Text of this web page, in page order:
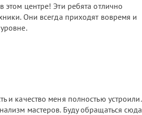
центре! Эти ребята отлично
Они всегда приходят вовремя и
и качество меня полностью устроили.
мастеров. Буду обращаться сюда